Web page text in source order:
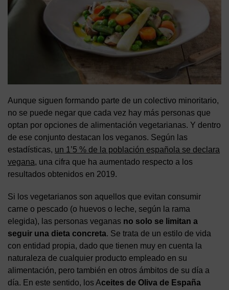
Aunque siguen formando parte de un colectivo minoritario,
no se puede negar que cada vez hay más personas que
optan por opciones de alimentación vegetarianas. Y dentro
de ese conjunto destacan los veganos. Según las
estadísticas, un 1’5 % de la población española se declara
vegana, una cifra que ha aumentado respecto a los
resultados obtenidos en 2019.
Si los vegetarianos son aquellos que evitan consumir
carne o pescado (o huevos o leche, según la rama
elegida), las personas veganas no solo se limitan a
seguir una dieta concreta. Se trata de un estilo de vida
con entidad propia, dado que tienen muy en cuenta la
naturaleza de cualquier producto empleado en su
alimentación, pero también en otros ámbitos de su día a
día. En este sentido, los Aceites de Oliva de España